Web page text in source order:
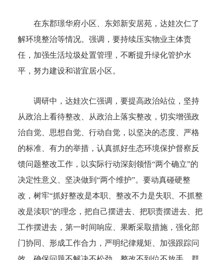
在东郡璟华府小区、东郊新安居苑，达娃次仁了
解环境整治等情况。强调，要持续压实物业主体责
任，加强生活垃圾处置管理，不断提升绿化管护水
平，努力建设和谐宜居小区。
调研中，达娃次仁强调，要提高政治站位，坚持
从政治上看待整改、从政治上落实整改，切实增强政
治自觉、思想自觉、行动自觉，以坚决的态度、严格
的标准、有力的举措，认真抓好生态环境保护督察反
馈问题整改工作，以实际行动深刻领悟“两个确立”的
决定性意义、坚决做到“两个维护”。要动真碰硬整
改，树牢“抓好整改是本职、整改不力是失职、不抓整
改是渎职”的理念，把自己摆进去、把职责摆进去、把
工作摆进去，第一时间响应、果断采取措施，强化部
门协同、形成工作合力，严明纪律规矩、加强跟踪问